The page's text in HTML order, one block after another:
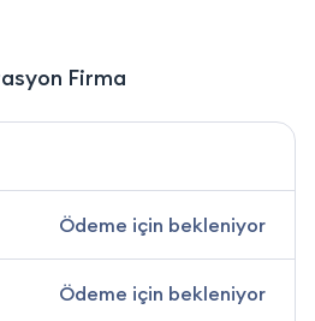
Firma
Ödeme için bekleniyor
Ödeme için bekleniyor